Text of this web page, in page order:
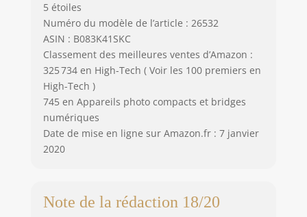
5 étoiles
Numéro du modèle de l’article : 26532
ASIN : B083K41SKC
Classement des meilleures ventes d’Amazon :
325 734 en High-Tech ( Voir les 100 premiers en
High-Tech )
745 en Appareils photo compacts et bridges
numériques
Date de mise en ligne sur Amazon.fr : 7 janvier
2020
Note de la rédaction 18/20